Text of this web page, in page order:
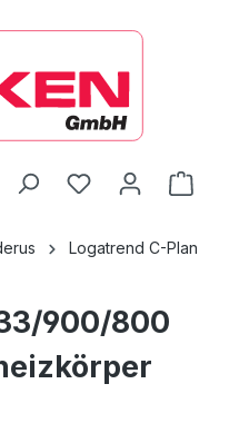
Logatrend C-Plan
900/800